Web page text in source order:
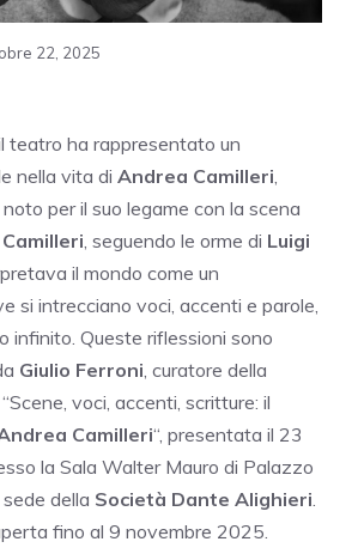
22, 2025
teatro ha rappresentato un
nella vita di Andrea Camilleri,
per il suo legame con la scena
Camilleri, seguendo le orme di Luigi
il mondo come un
si intrecciano voci, accenti e parole,
infinito. Queste riflessioni sono
Giulio Ferroni, curatore della
voci, accenti, scritture: il
Camilleri“, presentata il 23
la Sala Walter Mauro di Palazzo
sede della Società Dante Alighieri.
fino al 9 novembre 2025.